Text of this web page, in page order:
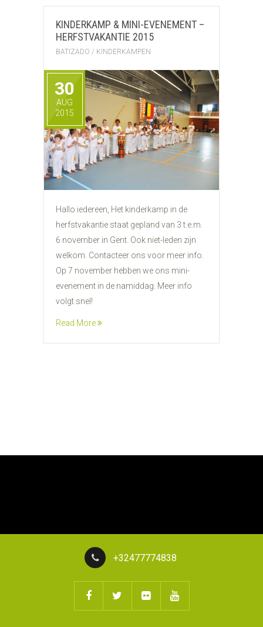
KINDERKAMP & MINI-EVENEMENT –
HERFSTVAKANTIE 2015
BATIZADO / KINDERKAMPEN
30
AUG
2015
Hallo iedereen, Het kinderkamp in de
herfstvakantie staat gepland van 3 t.e.m.
6 november in Gent. Ook niet-leden zijn
welkom. Contacteer ons voor meer info.
Op 7 november hebben we ons mini-
evenement in de namiddag. Meer info
volgt snel!
Read More
+32477774838